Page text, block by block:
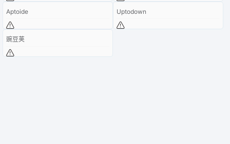
Aptoide Uptodown
豌豆荚